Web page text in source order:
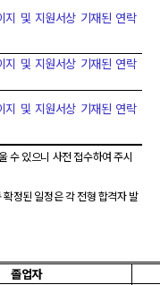
지 및 지원서상 기재된 연락
지 및 지원서상 기재된 연락
지 및 지원서상 기재된 연락
수 있으니 사전 접수하여 주시
확정된 일정은 각 전형 합격자 발
졸업자